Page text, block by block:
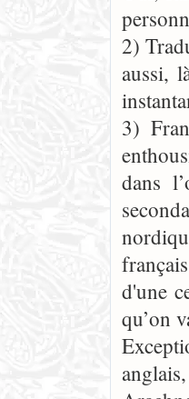
2)
aussi,
3)
dans
d'une
qu’on